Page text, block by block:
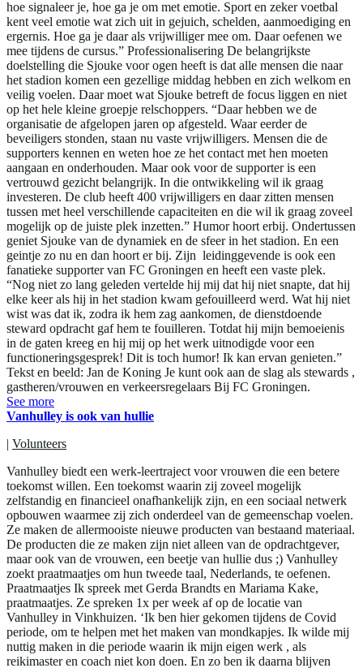
hoe signaleer je, hoe ga je om met emotie. Sport en zeker voetbal
kent veel emotie wat zich uit in gejuich, schelden, aanmoediging en
ergernis. Hoe ga je daar als vrijwilliger mee om. Daar oefenen we
mee tijdens de cursus.” Professionalisering De belangrijkste
doelstelling die Sjouke voor ogen heeft is dat alle mensen die naar
het stadion komen een gezellige middag hebben en zich welkom en
veilig voelen. Daar moet wat Sjouke betreft de focus liggen en niet
op het hele kleine groepje relschoppers. “Daar hebben we de
organisatie de afgelopen jaren op afgesteld. Waar eerder de
beveiligers stonden, staan nu vaste vrijwilligers. Mensen die de
supporters kennen en weten hoe ze het contact met hen moeten
aangaan en onderhouden. Maar ook voor de supporter is een
vertrouwd gezicht belangrijk. In die ontwikkeling wil ik graag
investeren. De club heeft 400 vrijwilligers en daar zitten mensen
tussen met heel verschillende capaciteiten en die wil ik graag zoveel
mogelijk op de juiste plek inzetten.” Humor hoort erbij. Ondertussen
geniet Sjouke van de dynamiek en de sfeer in het stadion. En een
geintje zo nu en dan hoort er bij. Zijn leidinggevende is ook een
fanatieke supporter van FC Groningen en heeft een vaste plek.
“Nog niet zo lang geleden vertelde hij mij dat hij niet snapte, dat hij
elke keer als hij in het stadion kwam gefouilleerd werd. Wat hij niet
wist was dat ik, zodra ik hem zag aankomen, de dienstdoende
steward opdracht gaf hem te fouilleren. Totdat hij mijn bemoeienis
in de gaten kreeg en hij mij op het werk uitnodigde voor een
functioneringsgesprek! Dit is toch humor! Ik kan ervan genieten.”
Tekst en beeld: Jan de Koning Je kunt ook aan de slag als stewards ,
gastheren/vrouwen en verkeersregelaars Bij FC Groningen.
See more
Vanhulley is ook van hullie
| Volunteers
Vanhulley biedt een werk-leertraject voor vrouwen die een betere
toekomst willen. Een toekomst waarin zij zoveel mogelijk
zelfstandig en financieel onafhankelijk zijn, en een sociaal netwerk
opbouwen waarmee zij zich onderdeel van de gemeenschap voelen.
Ze maken de allermooiste nieuwe producten van bestaand materiaal.
De producten die ze maken zijn niet alleen van de opdrachtgever,
maar ook van de vrouwen, een beetje van hullie dus ;) Vanhulley
zoekt praatmaatjes om hun tweede taal, Nederlands, te oefenen.
Praatmaatjes Ik spreek met Gerda Brandts en Mariama Kake,
praatmaatjes. Ze spreken 1x per week af op de locatie van
Vanhulley in Vinkhuizen. ‘Ik ben hier gekomen tijdens de Covid
periode, om te helpen met het maken van mondkapjes. Ik wilde mij
nuttig maken in die periode waarin ik mijn eigen werk , als
reikimaster en coach niet kon doen. En zo ben ik daarna blijven